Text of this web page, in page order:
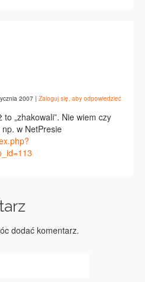
2007 | Zaloguj się, aby odpowiedzieć
to „zhakowali”. Nie wiem czy
w NetPresie
dodać komentarz.